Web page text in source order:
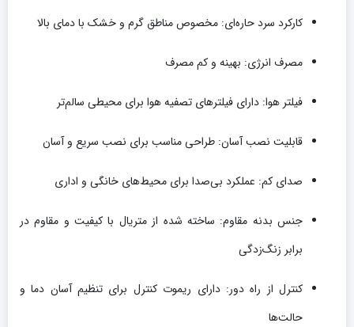
کارکرد سرد حاره‌ای: مخصوص مناطق گرم و خشک با دمای بالا
مصرف انرژی: بهینه و کم مصرف
فیلتر هوا: دارای فیلترهای تصفیه هوا برای محیطی سالم‌تر
قابلیت نصب آسان: طراحی مناسب برای نصب سریع و آسان
صدای کم: عملکرد بی‌صدا برای محیط‌های خانگی و اداری
جنس بدنه مقاوم: ساخته شده از متریال با کیفیت و مقاوم در
برابر زنگ‌زدگی
کنترل از راه دور: دارای ریموت کنترل برای تنظیم آسان دما و
حالت‌ها